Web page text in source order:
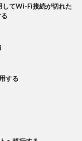
てWi-Fi接続が切れた
する